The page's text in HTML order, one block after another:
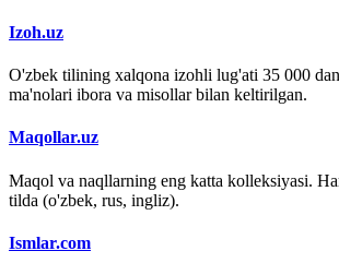
Izoh.uz
O'zbek tilining xalqona izohli lug'ati 35 000
ma'nolari ibora va misollar bilan keltirilgan.
Maqollar.uz
Maqol va naqllarning eng katta kolleksiyasi.
tilda (o'zbek, rus, ingliz).
Ismlar.com